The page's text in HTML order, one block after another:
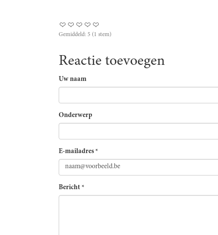
Gemiddeld: 5 (1 stem)
Reactie toevoegen
Uw naam
Onderwerp
E-mailadres *
Bericht *